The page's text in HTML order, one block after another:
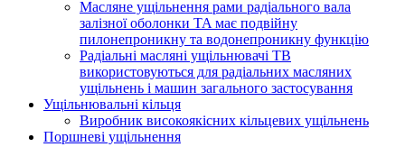
Масляне ущільнення рами радіального вала
залізної оболонки TA має подвійну
пилонепроникну та водонепроникну функцію
Радіальні масляні ущільнювачі TB
використовуються для радіальних масляних
ущільнень і машин загального застосування
Ущільнювальні кільця
Виробник високоякісних кільцевих ущільнень
Поршневі ущільнення